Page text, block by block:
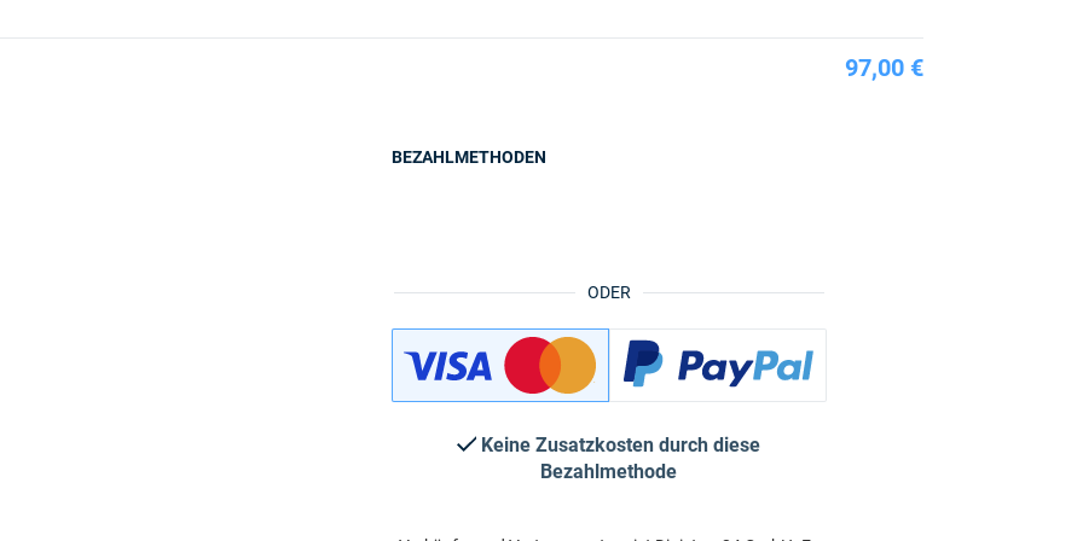
97,00 €
ODER
BEZAHLMETHODEN
Keine Zusatzkosten durch diese
Bezahlmethode